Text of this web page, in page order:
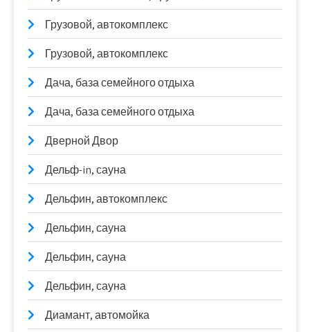
Грузовой, автокомплекс
Грузовой, автокомплекс
Дача, база семейного отдыха
Дача, база семейного отдыха
Дверной Двор
Дельф-in, сауна
Дельфин, автокомплекс
Дельфин, сауна
Дельфин, сауна
Дельфин, сауна
Диамант, автомойка